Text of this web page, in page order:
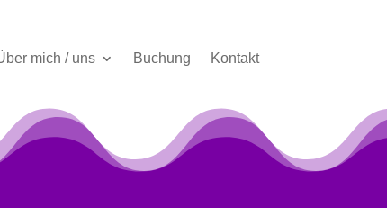
mich / uns Buchung Kontakt